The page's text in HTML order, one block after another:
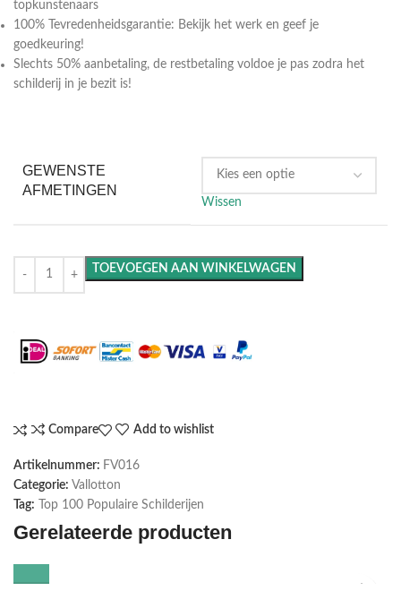
topkunstenaars
100% Tevredenheidsgarantie: Bekijk het werk en geef je
goedkeuring!
Slechts 50% aanbetaling, de restbetaling voldoe je pas zodra het
schilderij in je bezit is!
GEWENSTE
AFMETINGEN
Wissen
TOEVOEGEN AAN WINKELWAGEN
Compare Add to wishlist
Artikelnummer: FV016
Categorie: Vallotton
Tag:
Top 100 Populaire Schilderijen
Gerelateerde producten